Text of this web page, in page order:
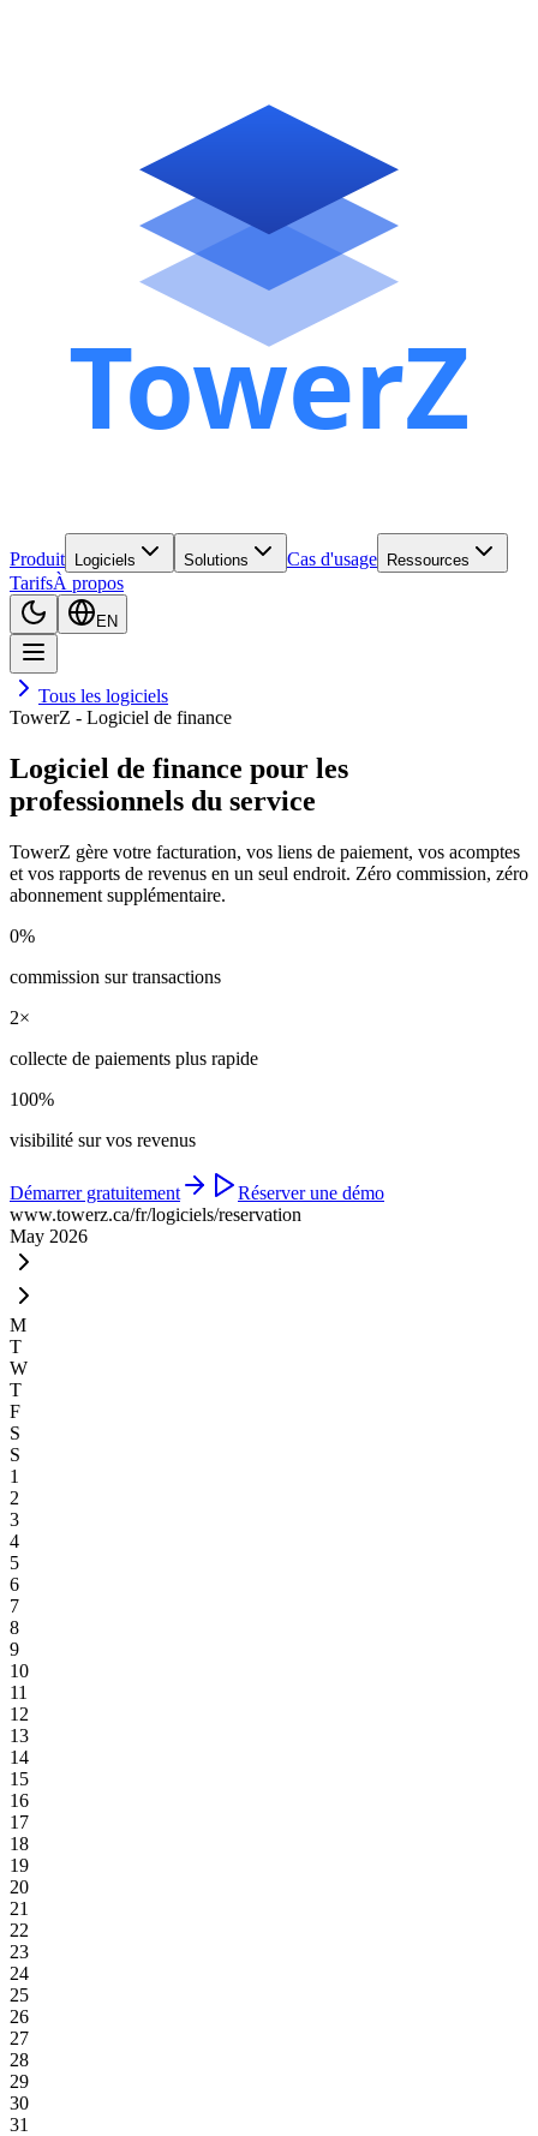
Produit Logiciels Solutions Cas d'usage Ressources
TarifsÀ propos
EN
Tous les logiciels
TowerZ - Logiciel de finance
Logiciel de finance pour les
professionnels du service
TowerZ gère votre facturation, vos liens de paiement, vos acomptes
et vos rapports de revenus en un seul endroit. Zéro commission, zéro
abonnement supplémentaire.
0%
commission sur transactions
2×
collecte de paiements plus rapide
100%
visibilité sur vos revenus
Démarrer gratuitement
Réserver une démo
www.towerz.ca/fr/logiciels/reservation
May 2026
M
T
W
T
F
S
S
1
2
3
4
5
6
7
8
9
10
11
12
13
14
15
16
17
18
19
20
21
22
23
24
25
26
27
28
29
30
31